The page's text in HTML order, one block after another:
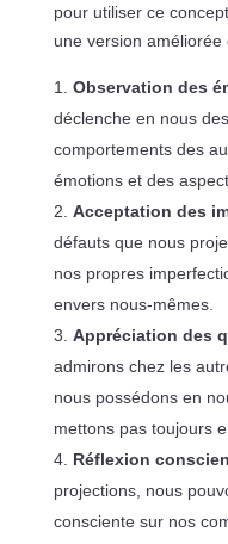
pour utiliser ce
une version
Observation des
déclenche en nous
comportements des
émotions et des
Acceptation des
défauts que nous
nos propres
envers nous-mêmes.
Appréciation des
admirons chez les
nous possédons en
mettons pas toujours
Réflexion
projections, nous
consciente sur nos